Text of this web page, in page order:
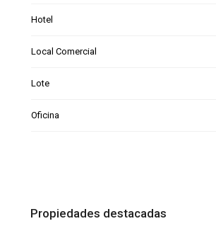
Hotel
Local Comercial
Lote
Oficina
Propiedades destacadas